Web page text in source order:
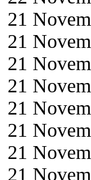
21
21
21
21
21
21
21
21